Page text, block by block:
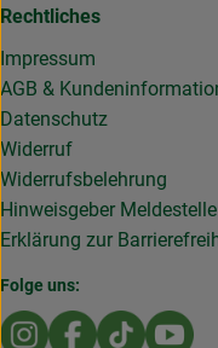
Rechtliches
Impressum
AGB &
Datenschutz
Widerruf
Widerrufsbelehrung
Hinweisgeber Meldestelle
Erklärung zur
Folge uns:
Externer Link zu
Externer Link